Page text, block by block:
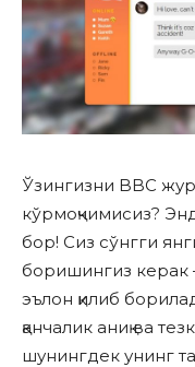
Ўзингизни BBC
кўрмоқчимисиз?
бор! Сиз сўнгги
боришингиз керак
эълон қилиб
қанчалик аниқ ва
шунингдек унинг